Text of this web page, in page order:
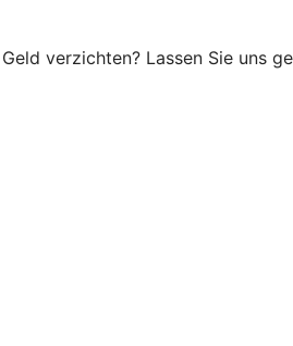
verzichten? Lassen Sie uns